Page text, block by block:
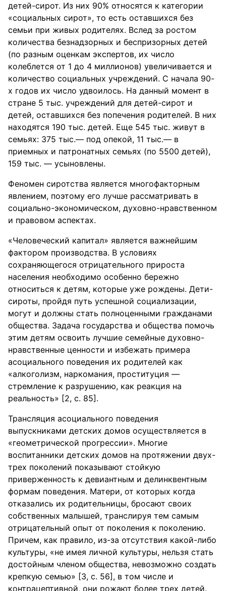
детей-сирот. Из них 90% относятся к категории
«социальных сирот», то есть оставшихся без
семьи при живых родителях. Вслед за ростом
количества безнадзорных и беспризорных детей
(по разным оценкам экспертов, их число
колеблется от 1 до 4 миллионов) увеличивается и
количество социальных учреждений. С начала 90-
х годов их число удвоилось. На данный момент в
стране 5 тыс. учреждений для детей-сирот и
детей, оставшихся без попечения родителей. В них
находятся 190 тыс. детей. Еще 545 тыс. живут в
семьях: 375 тыс.— под опекой, 11 тыс.— в
приемных и патронатных семьях (по 5500 детей),
159 тыс. — усыновлены.
Феномен сиротства является многофакторным
явлением, поэтому его лучше рассматривать в
социально-экономическом, духовно-нравственном
и правовом аспектах.
«Человеческий капитал» является важнейшим
фактором производства. В условиях
сохраняющегося отрицательного прироста
населения необходимо особенно бережно
относиться к детям, которые уже рождены. Дети-
сироты, пройдя путь успешной социализации,
могут и должны стать полноценными гражданами
общества. Задача государства и общества помочь
этим детям освоить лучшие семейные духовно-
нравственные ценности и избежать примера
асоциального поведения их родителей как
«алкоголизм, наркомания, проституция —
стремление к разрушению, как реакция на
реальность» [2, с. 85].
Трансляция асоциального поведения
выпускниками детских домов осуществляется в
«геометрической прогрессии». Многие
воспитанники детских домов на протяжении двух-
трех поколений показывают стойкую
приверженность к девиантным и делинквентным
формам поведения. Матери, от которых когда
отказались их родительницы, бросают своих
собственных малышей, транслируя тем самым
отрицательный опыт от поколения к поколению.
Причем, как правило, из-за отсутствия какой-либо
культуры, «не имея личной культуры, нельзя стать
достойным членом общества, невозможно создать
крепкую семью» [3, с. 56], в том числе и
контрацептивной, они рожают более трех детей.